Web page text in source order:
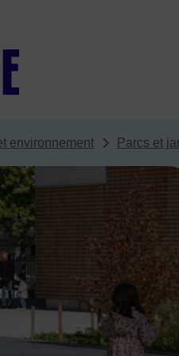
environnement Parcs et